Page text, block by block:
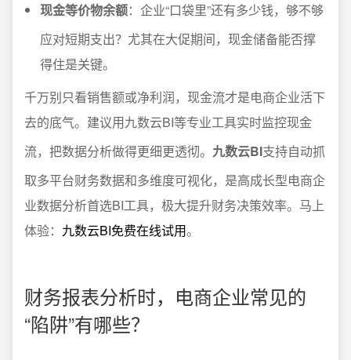
现金等价物余额：企业“口袋里”还有多少钱，够不够
应对短期支出？尤其在大促期间，现金储备能否撑
得住是关键。
千万别只看销售额或净利润，现金流才是电商企业活下
去的底气。建议用九数云BI等专业工具实时监控现金
流，把数据分析做得更细更透彻。 九数云BI支持自动抓
取多平台财务数据和多维度可视化，是高成长型电商企
业数据分析首选BI工具，极大提升财务决策效率。马上
体验： 九数云BI免费在线试用。
财务报表分析时，电商企业常见的
“陷阱”有哪些？